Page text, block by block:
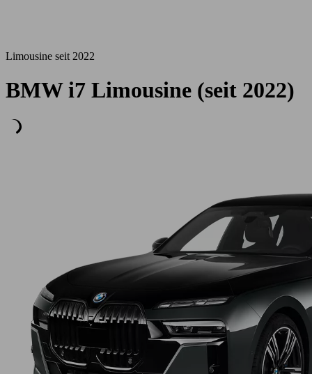
Limousine seit 2022
BMW i7 Limousine (seit 2022)